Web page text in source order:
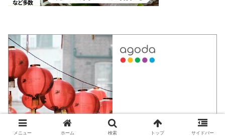
メニュー ホーム 検索 トップ サイドバー